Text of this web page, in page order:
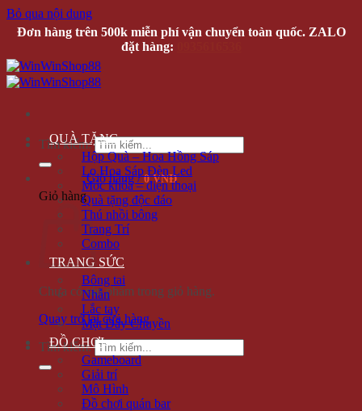
Bỏ qua nội dung
Đơn hàng trên 500k miễn phí vận chuyển toàn quốc. ZALO
đặt hàng:
Tìm kiếm:
Giỏ hàng /0 VNĐ
Giỏ hàng
Chưa có sản phẩm trong giỏ hàng.
Quay trở lại cửa hàng
Tìm kiếm:
QUÀ TẶNG
Hộp Quà – Hoa Hồng Sáp
Lọ Hoa Sáp Đèn Led
Móc khóa – điện thoại
Quà tặng độc đáo
Thú nhồi bông
Trang Trí
Combo
TRANG SỨC
Bông tai
Nhẫn
Lắc tay
Mặt Dây Chuyền
ĐỒ CHƠI
Gameboard
Giải trí
Mô Hình
Đồ chơi quán bar